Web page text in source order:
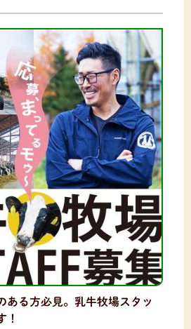
ある方必見。乳牛牧場スタッ
！